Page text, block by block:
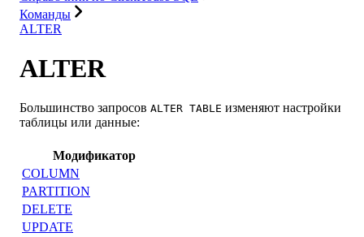
Команды
ALTER
ALTER
Большинство запросов ALTER TABLE изменяют настройки
таблицы или данные:
Модификатор
COLUMN
PARTITION
DELETE
UPDATE